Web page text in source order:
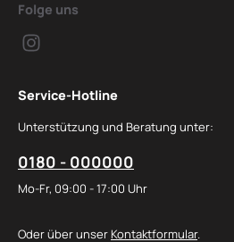
Folge uns
Service-Hotline
Unterstützung und Beratung unter:
0180 - 000000
Mo-Fr, 09:00 - 17:00 Uhr
Oder über unser Kontaktformular.